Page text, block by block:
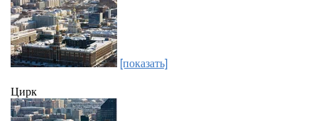
[показать]
Цирк